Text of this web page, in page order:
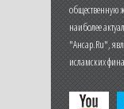
общественную
наиболее
"Ансар.Ru",
исламских